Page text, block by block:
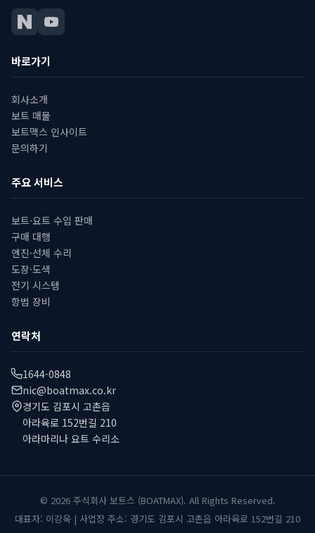
바로가기
회사소개
보트 매물
보트맥스 인사이트
문의하기
주요 서비스
보트·요트 수입 판매
구매 대행
엔진·선체 수리
도장·도색
전기 시스템
항법 장비
연락처
1644-0848
nic@boatmax.co.kr
경기도 김포시 고촌읍
아라육로 152번길 210
아라마리나 요트 수리소
© 2026 주식회사 보트스 (BOATMAX). All Rights Reserved.
대표자: 이강욱 | 사업장 주소: 경기도 김포시 고촌읍 아라육로 152번길 210